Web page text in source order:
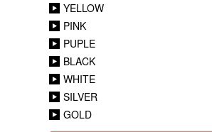
YELLOW
PINK
PUPLE
BLACK
WHITE
SILVER
GOLD